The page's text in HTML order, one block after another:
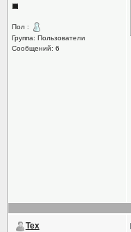
Пол :
Группа: Пользователи
Сообщений: 6
Tex